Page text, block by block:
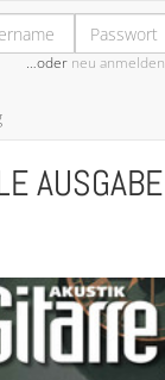
…oder neu anmelden
AUSGABE